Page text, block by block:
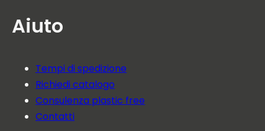
Aiuto
Tempi di spedizione
Richiedi catalogo
Consulenza plastic free
Contatti